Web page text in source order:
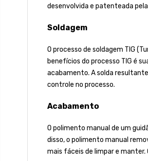
desenvolvida e patenteada
Soldagem
O processo de soldagem TIG
benefícios do processo TIG é
acabamento. A solda
controle no processo.
Acabamento
O polimento manual de um
disso, o polimento manual
mais fáceis de limpar e manter.